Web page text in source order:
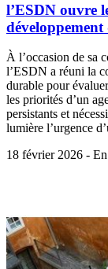
l’ESDN ouvre
À l’occasion de sa
l’ESDN a réuni la
durable pour
les priorités d’un
persistants et
lumière l’urgence
18 février 2026 -